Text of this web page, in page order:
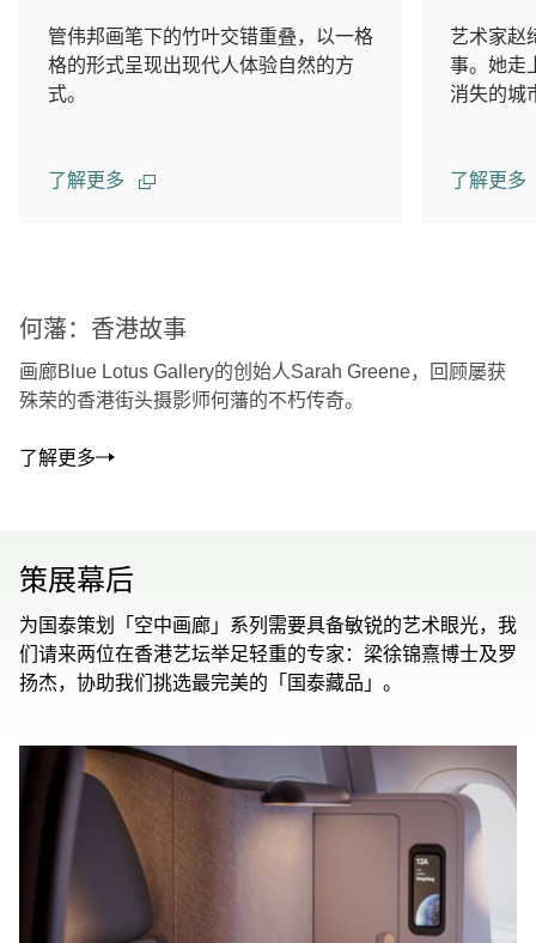
管伟邦画笔下的竹叶交错重叠，以一格
格的形式呈现出现代人体验自然的方
式。
了解更多
艺术家赵
事。她走
消失的城
了解更多
何藩：香港故事
画廊Blue Lotus Gallery的创始人Sarah Greene，回顾屡获
殊荣的香港街头摄影师何藩的不朽传奇。
了解更多
策展幕后
为国泰策划「空中画廊」系列需要具备敏锐的艺术眼光，我
们请来两位在香港艺坛举足轻重的专家：梁徐锦熹博士及罗
扬杰，协助我们挑选最完美的「国泰藏品」。